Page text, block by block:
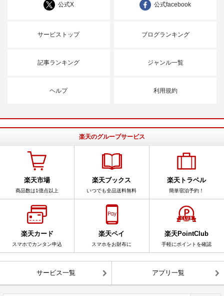
公式X 公式facebook
サービストップ ブログランキング
記事ランキング ジャンル一覧
ヘルプ 利用規約
楽天のグループサービス
楽天市場
商品数は1億点以上
楽天ブックス
いつでも全品送料無料
楽天トラベル
簡単宿泊予約！
楽天カード
スマホでカンタン申込
楽天ペイ
スマホをお財布に
楽天PointClub
手軽にポイントを確認
サービス一覧 アプリ一覧